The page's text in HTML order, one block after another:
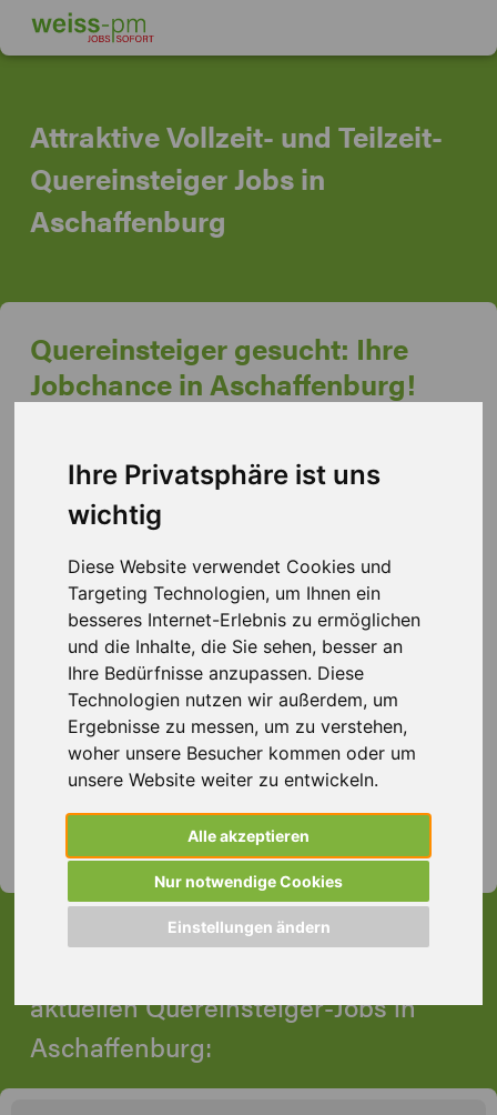
Ihre Privatsphäre ist uns
wichtig
Diese Website verwendet Cookies und
Targeting Technologien, um Ihnen ein
besseres Internet-Erlebnis zu ermöglichen
und die Inhalte, die Sie sehen, besser an
Ihre Bedürfnisse anzupassen. Diese
Technologien nutzen wir außerdem, um
Ergebnisse zu messen, um zu verstehen,
woher unsere Besucher kommen oder um
unsere Website weiter zu entwickeln.
Alle akzeptieren
Nur notwendige Cookies
Einstellungen ändern
Attraktive Vollzeit- und Teilzeit-
Quereinsteiger Jobs in
Aschaffenburg
Quereinsteiger gesucht: Ihre
Jobchance in Aschaffenburg!
Zukunft! Weiss Personalmanagement bietet Ihnen als
Quereinsteiger in Aschaffenburg spannende
Jobmöglichkeiten in verschiedenen Bereichen. Ganz
gleich, ob Sie sich neu orientieren oder in einem völlig
anderen Bereich starten möchten – wir unterstützen Sie
mit persönlicher Beratung und maßgeschneiderten
Jobangeboten, die zu Ihren Interessen und Fähigkeiten
passen. Mit unserer umfassenden Erfahrung finden wir
genau die Position, die perfekt zu Ihnen passt. Lassen
Sie sich von uns auf Ihrem Karriereweg begleiten und
entdecken Sie jetzt Ihre neuen beruflichen Perspektiven
– wir freuen uns auf Ihre Kontaktaufnahme!
Jetzt Kontakt aufnehmen– Entdecken Sie Ihre
aktuellen Quereinsteiger-Jobs in
Aschaffenburg: